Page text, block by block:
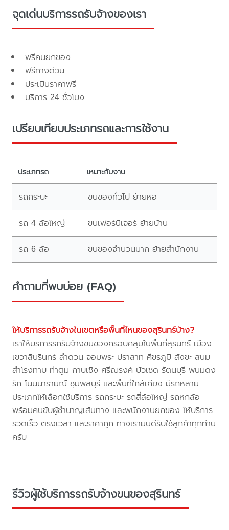
จุดเด่นบริการรถรับจ้างของเรา
ฟรีคนยกของ
ฟรีทางด่วน
ประเมินราคาฟรี
บริการ 24 ชั่วโมง
เปรียบเทียบประเภทรถและการใช้งาน
ประเภทรถ เหมาะกับงาน
รถกระบะ ขนของทั่วไป ย้ายหอ
รถ 4 ล้อใหญ่ ขนเฟอร์นิเจอร์ ย้ายบ้าน
รถ 6 ล้อ ขนของจำนวนมาก ย้ายสำนักงาน
คำถามที่พบบ่อย (FAQ)
ให้บริการรถรับจ้างในเขตหรือพื้นที่ไหนของสุรินทร์บ้าง?
เราให้บริการรถรับจ้างขนของครอบคลุมในพื้นที่สุรินทร์ เมือง
เขวาสินรินทร์ ลำดวน จอมพระ ปราสาท ศีขรภูมิ สังขะ สนม
สำโรงทาบ ท่าตูม กาบเชิง ศรีณรงค์ บัวเชด รัตนบุรี พนมดง
รัก โนนนารายณ์ ชุมพลบุรี และพื้นที่ใกล้เคียง มีรถหลาย
ประเภทให้เลือกใช้บริการ รถกระบะ รถสี่ล้อใหญ่ รถหกล้อ
พร้อมคนขับผู้ชำนาญเส้นทาง และพนักงานยกของ ให้บริการ
รวดเร็ว ตรงเวลา และราคาถูก ทางเรายินดีรับใช้ลูกค้าทุกท่าน
ครับ
รีวิวผู้ใช้บริการรถรับจ้างขนของสุรินทร์